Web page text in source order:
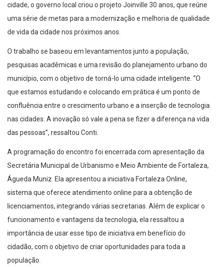
cidade, o governo local criou o projeto Joinville 30 anos, que reúne
uma série de metas para a modernização e melhoria de qualidade
de vida da cidade nos próximos anos.
O trabalho se baseou em levantamentos junto a população,
pesquisas acadêmicas e uma revisão do planejamento urbano do
município, com o objetivo de torná-lo uma cidade inteligente. “O
que estamos estudando e colocando em prática é um ponto de
confluência entre o crescimento urbano e a inserção de tecnologia
nas cidades. A inovação só vale a pena se fizer a diferença na vida
das pessoas”, ressaltou Conti.
A programação do encontro foi encerrada com apresentação da
Secretária Municipal de Urbanismo e Meio Ambiente de Fortaleza,
Águeda Muniz. Ela apresentou a iniciativa Fortaleza Online,
sistema que oferece atendimento online para a obtenção de
licenciamentos, integrando várias secretarias. Além de explicar o
funcionamento e vantagens da tecnologia, ela ressaltou a
importância de usar esse tipo de iniciativa em benefício do
cidadão, com o objetivo de criar oportunidades para toda a
população.